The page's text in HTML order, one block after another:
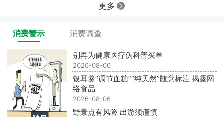
更多
消费警示 消费调查
别再为健康医疗伪科普买单
2026-08-06
银耳羹“调节血糖”“纯天然”随意标注 揭露网
络食品
2026-08-06
野景点有风险 出游须谨慎